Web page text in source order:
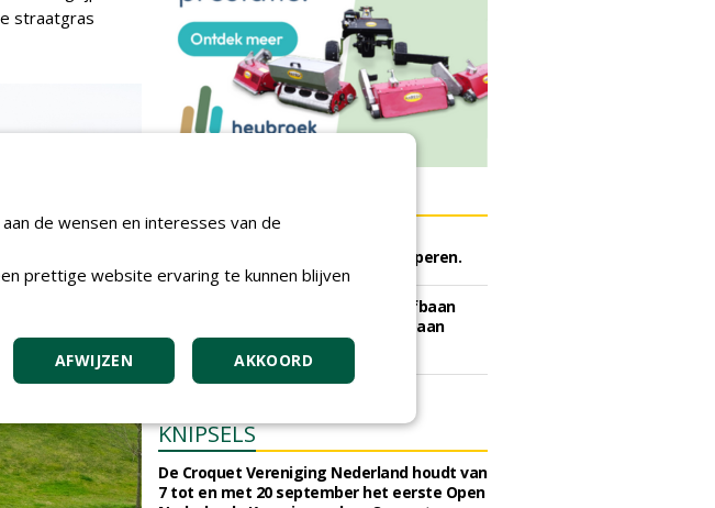
straatgras
organische meststoffen aan Van Iperen.
zondag 17 mei 2026
Gemeente Gooise Meren gunt Golfbaan
Naarderbos aan Hollandsche Golfbaan
Exploitatiemaatschappij.
vrijdag 6 maart 2026
KNIPSELS
De Croquet Vereniging Nederland houdt van
7 tot en met 20 september het eerste Open
de wensen en interesses van de
prettige website ervaring te kunnen blijven
AKKOORD
AFWIJZEN